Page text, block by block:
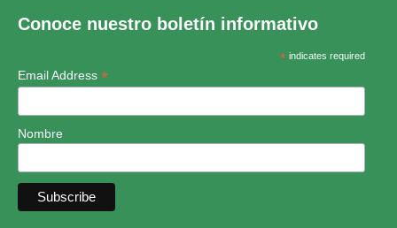
Conoce nuestro boletín informativo
*indicates required
Email Address *
Nombre